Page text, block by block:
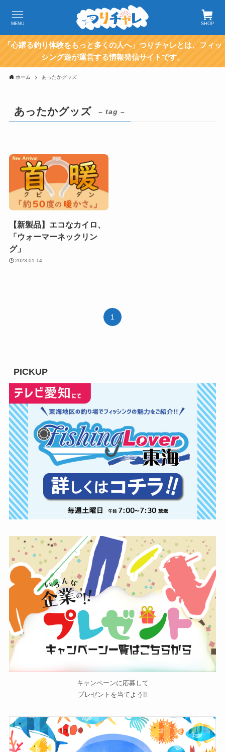
SHOP
MENU
「心躍る釣り体験をもっと多くの人へ」つりチャレとは、フィッ
シング遊が運営する情報発信サイトです。
ホーム あったかグッズ
あったかグッズ – tag –
【新製品】エコなカイロ、
「ウォーマーネックリン
グ」
2023.01.14
1
PICKUP
キャンペーンに応募して
プレゼントを当てよう!!